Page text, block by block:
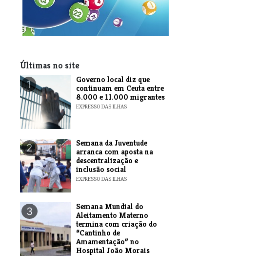
Últimas no site
1
​Governo local diz que
continuam em Ceuta entre
8.000 e 11.000 migrantes
EXPRESSO DAS ILHAS
2
Semana da Juventude
arranca com aposta na
descentralização e
inclusão social
EXPRESSO DAS ILHAS
3
Semana Mundial do
Aleitamento Materno
termina com criação do
“Cantinho de
Amamentação” no
Hospital João Morais